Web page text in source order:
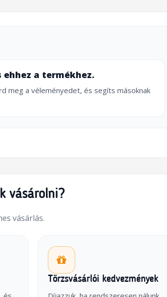
a termékhez.
meg a véleményedet, és segíts másoknak
vásárolni?
vásárlás.
Törzsvásárlói kedvezmények